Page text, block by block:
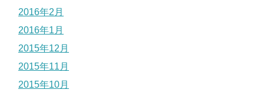
2016年2月
2016年1月
2015年12月
2015年11月
2015年10月